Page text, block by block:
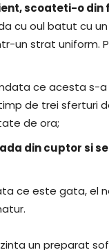
scoateti-o
cu oul batut cu
un strat
ce acesta s-
de trei sferturi
de ora;
din cuptor si
ce este gata, el
un preparat